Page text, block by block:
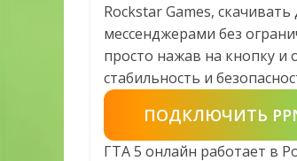
Rockstar Games,
мессенджерами без
просто нажав на кнопку и
стабильность и
ПОДКЛЮЧИТЬ
ГТА 5 онлайн работает в